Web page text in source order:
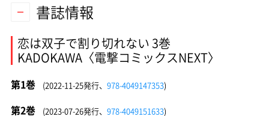
書誌情報
恋は双子で割り切れない 3巻
KADOKAWA〈電撃コミックスNEXT〉
第1巻 (2022-11-25発行、 978-4049147353)
第2巻 (2023-07-26発行、 978-4049151633)